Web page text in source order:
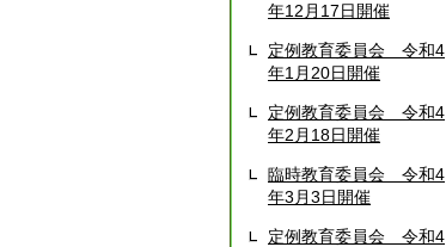
年12月17日開催
定例教育委員会 令和4
年1月20日開催
定例教育委員会 令和4
年2月18日開催
臨時教育委員会 令和4
年3月3日開催
定例教育委員会 令和4